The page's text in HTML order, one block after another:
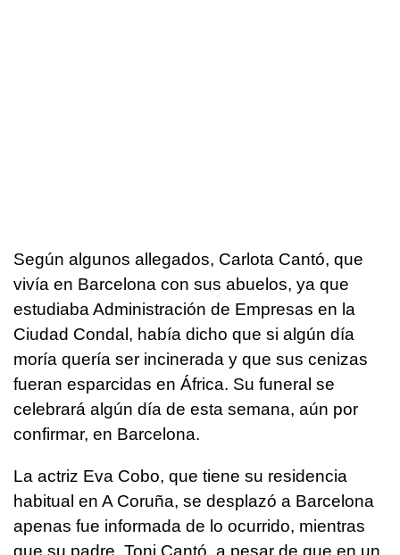
Según algunos allegados, Carlota Cantó, que
vivía en Barcelona con sus abuelos, ya que
estudiaba Administración de Empresas en la
Ciudad Condal, había dicho que si algún día
moría quería ser incinerada y que sus cenizas
fueran esparcidas en África. Su funeral se
celebrará algún día de esta semana, aún por
confirmar, en Barcelona.
La actriz Eva Cobo, que tiene su residencia
habitual en A Coruña, se desplazó a Barcelona
apenas fue informada de lo ocurrido, mientras
que su padre, Toni Cantó, a pesar de que en un